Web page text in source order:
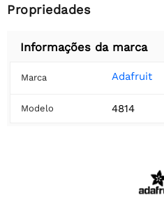
Propriedades
Informações da marca
Marca Adafruit
Modelo 4814